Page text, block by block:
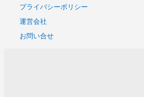
プライバシーポリシー
運営会社
お問い合せ